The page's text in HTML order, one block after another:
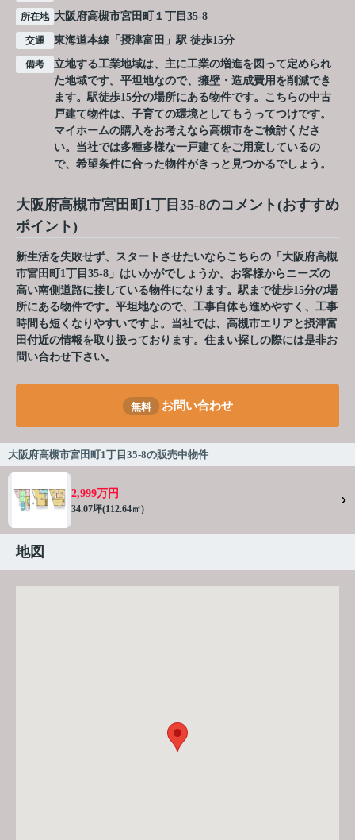
所在地 大阪府高槻市宮田町 １丁目35-8
交通 東海道本線 「 摂津富田 」駅 徒歩15分
備考
立地する工業地域は、主に工業の増進を図って定められ
た地域です。平坦地なので、擁壁・造成費用を削減でき
ます。駅徒歩15分の場所にある物件です。こちらの中古
戸建て物件は、子育ての環境としてもうってつけです。
マイホームの購入をお考えなら高槻市をご検討くださ
い。当社では多種多様な一戸建てをご用意しているの
で、希望条件に合った物件がきっと見つかるでしょう。
大阪府高槻市宮田町1丁目35-8のコメント(おすすめ
ポイント)
新生活を失敗せず、スタートさせたいならこちらの「大阪府高槻
市宮田町1丁目35-8」はいかがでしょうか。お客様からニーズの
高い南側道路に接している物件になります。駅まで徒歩15分の場
所にある物件です。平坦地なので、工事自体も進めやすく、工事
時間も短くなりやすいですよ。当社では、高槻市エリアと摂津富
田付近の情報を取り扱っております。住まい探しの際には是非お
問い合わせ下さい。
無料 お問い合わせ
大阪府高槻市宮田町1丁目35-8の販売中物件
2,999万円
34.07坪(112.64㎡)
地図